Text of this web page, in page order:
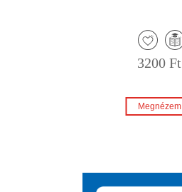
3200 Ft
Megnézem